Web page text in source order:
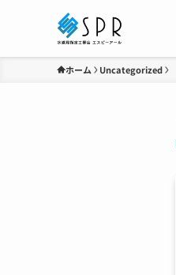
ホーム Uncategorized